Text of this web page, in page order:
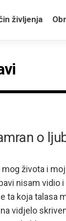
življenja
o
života i
nisam vidio
ta koja talasa
vidjelo